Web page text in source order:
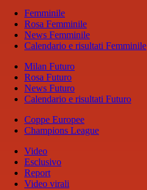
Femminile
Rosa Femminile
News Femminile
Calendario e risultati Femminile
Milan Futuro
Rosa Futuro
News Futuro
Calendario e risultati Futuro
Coppe Europee
Champions League
Video
Esclusivo
Report
Video virali